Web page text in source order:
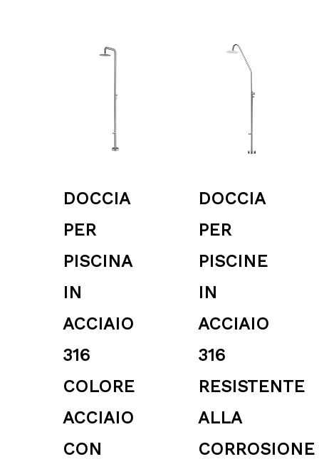
DOCCIA
PER
PISCINA
IN
ACCIAIO
316
COLORE
ACCIAIO
CON
Fascia
di
891.82 €
DOCCIA
PER
PISCINE
IN
ACCIAIO
316
RESISTENTE
ALLA
CORROSIONE
di
prezzo:
da
613.66 €